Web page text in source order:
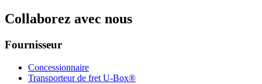
Collaborez avec nous
Fournisseur
Concessionnaire
Transporteur de fret U-Box®